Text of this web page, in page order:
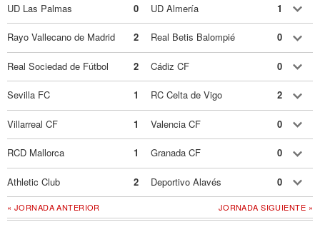
UD Las Palmas 0 UD Almería 1
Rayo Vallecano de Madrid 2 Real Betis Balompié 0
Real Sociedad de Fútbol 2 Cádiz CF 0
Sevilla FC 1 RC Celta de Vigo 2
Villarreal CF 1 Valencia CF 0
RCD Mallorca 1 Granada CF 0
Athletic Club 2 Deportivo Alavés 0
JORNADA SIGUIENTE »
« JORNADA ANTERIOR